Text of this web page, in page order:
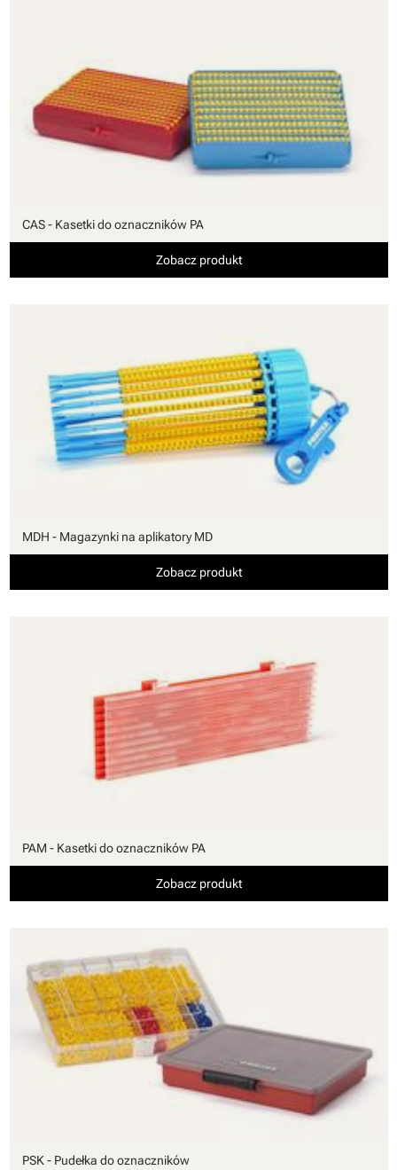
CAS - Kasetki do oznaczników PA
Zobacz produkt
MDH - Magazynki na aplikatory MD
Zobacz produkt
PAM - Kasetki do oznaczników PA
Zobacz produkt
PSK - Pudełka do oznaczników